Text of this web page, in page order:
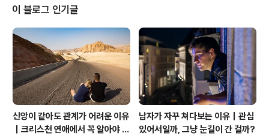
쳐 지나가는 존재일지도 모른다. 하지만 한 사람에게기억
에 남는 사람이 된다는 것은 쉽지 않은 일이기에, 그럼에도
불구하고한 생명에게 복음을 전하는 마음은그 자체로 기쁨
이었다. 🌿 길거리 전도의 방식 (복음 전도 방법) 우리가 하
는 길거리 전도 방식은 단순하다. 풍선을 불어 아이들에게
건네고,부모님께는 복음의..
이 블로그 인기글
신앙이 같아도 관계가 어려운 이유
｜크리스천 연애에서 꼭 알아야 할
남자가 자꾸 쳐다보는 이유｜관심
있어서일까, 그냥 눈길이 간 걸까?